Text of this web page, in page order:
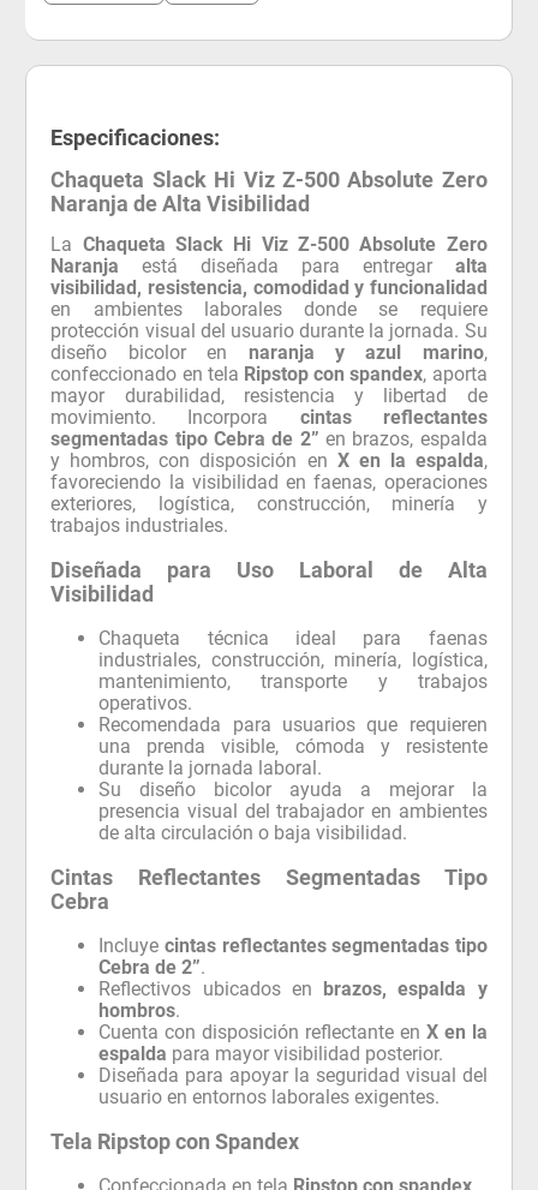
Especificaciones:
Chaqueta Slack Hi Viz Z-500 Absolute Zero
Naranja de Alta Visibilidad
La Chaqueta Slack Hi Viz Z-500 Absolute Zero
Naranja está diseñada para entregar alta
visibilidad, resistencia, comodidad y funcionalidad
en ambientes laborales donde se requiere
protección visual del usuario durante la jornada. Su
diseño bicolor en naranja y azul marino,
confeccionado en tela Ripstop con spandex, aporta
mayor durabilidad, resistencia y libertad de
movimiento. Incorpora cintas reflectantes
segmentadas tipo Cebra de 2” en brazos, espalda
y hombros, con disposición en X en la espalda,
favoreciendo la visibilidad en faenas, operaciones
exteriores, logística, construcción, minería y
trabajos industriales.
Diseñada para Uso Laboral de Alta
Visibilidad
Chaqueta técnica ideal para faenas
industriales, construcción, minería, logística,
mantenimiento, transporte y trabajos
operativos.
Recomendada para usuarios que requieren
una prenda visible, cómoda y resistente
durante la jornada laboral.
Su diseño bicolor ayuda a mejorar la
presencia visual del trabajador en ambientes
de alta circulación o baja visibilidad.
Cintas Reflectantes Segmentadas Tipo
Cebra
Incluye cintas reflectantes segmentadas tipo
Cebra de 2”.
Reflectivos ubicados en brazos, espalda y
hombros.
Cuenta con disposición reflectante en X en la
espalda para mayor visibilidad posterior.
Diseñada para apoyar la seguridad visual del
usuario en entornos laborales exigentes.
Tela Ripstop con Spandex